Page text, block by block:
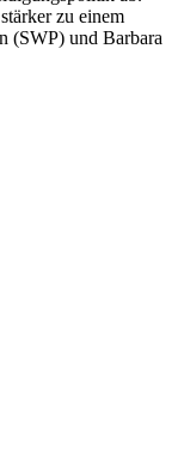
zu einem
(SWP) und Barbara